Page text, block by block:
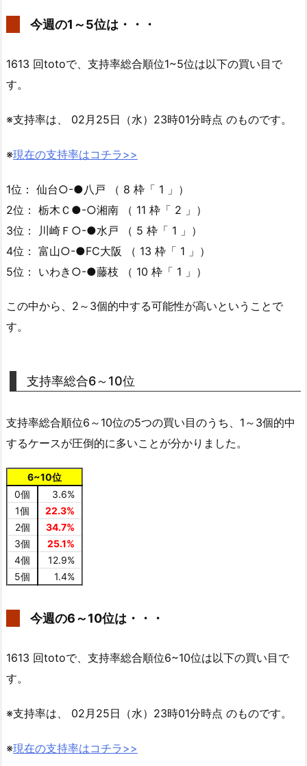
今週の1～5位は・・・
1613 回totoで、支持率総合順位1~5位は以下の買い目で
す。
※支持率は、 02月25日（水）23時01分時点 のものです。
※現在の支持率はコチラ>>
1位： 仙台○-●八戸 （ 8 枠「 1 」）
2位： 栃木Ｃ●-○湘南 （ 11 枠「 2 」）
3位： 川崎Ｆ○-●水戸 （ 5 枠「 1 」）
4位： 富山○-●FC大阪 （ 13 枠「 1 」）
5位： いわき○-●藤枝 （ 10 枠「 1 」）
この中から、2～3個的中する可能性が高いということで
す。
支持率総合6～10位
支持率総合順位6～10位の5つの買い目のうち、1～3個的中
するケースが圧倒的に多いことが分かりました。
6~10位
0個
3.6%
1個
22.3%
2個
34.7%
3個
25.1%
4個
12.9%
5個
1.4%
今週の6～10位は・・・
1613 回totoで、支持率総合順位6~10位は以下の買い目で
す。
※支持率は、 02月25日（水）23時01分時点 のものです。
※現在の支持率はコチラ>>